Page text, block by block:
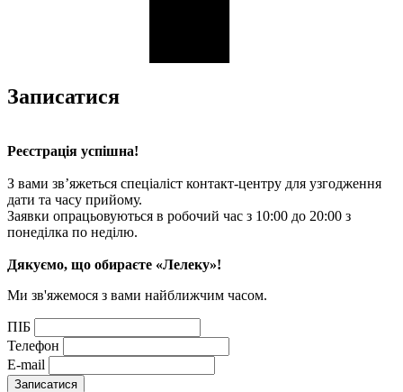
Записатися
Реєстрація успішна!
З вами зв’яжеться спеціаліст контакт-центру для узгодження
дати та часу прийому.
Заявки опрацьовуються в робочий час з 10:00 до 20:00 з
понеділка по неділю.
Дякуємо, що обираєте «Лелеку»!
Ми зв'яжемося з вами найближчим часом.
ПІБ
Телефон
E-mail